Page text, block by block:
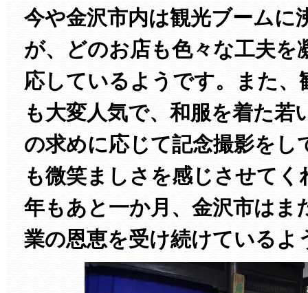
今や金沢市内は観光ブームに
が、どのお店も色々な工夫を
応しているようです。また、
も大変人気で、和服を着た若
の求めに応じて記念撮影をし
も微笑ましさを感じさせて
年もあと一か月、金沢市はま
業の恩恵を受け続けているよ